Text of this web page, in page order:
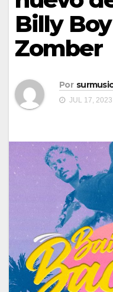
Billy
Zomber
Por
JUL 17, 2023